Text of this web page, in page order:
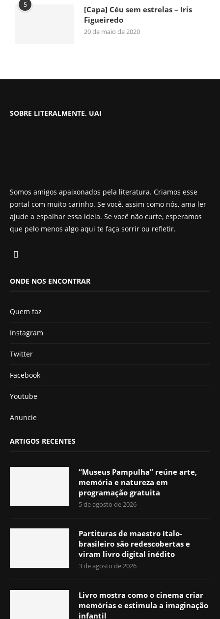
5
[Capa] Céu sem estrelas – Iris
Figueiredo
20 de maio de 2020
SOBRE LITERALMENTE, UAI
Somos amigos apaixonados pela literatura. Criamos esse
portal com muito carinho. Se você, assim como nós, ama ler
ajude a espalhar essa ideia. Se você não curte, esperamos
que pelo menos algo aqui te faça sorrir ou refletir.
ONDE NOS ENCONTRAR
Quem faz
Instagram
Twitter
Facebook
Youtube
Anuncie
ARTIGOS RECENTES
“Museus Pampulha” reúne arte,
memória e natureza em
programação gratuita
5 de agosto de 2026
Partituras de maestro ítalo-
brasileiro são redescobertas e
viram livro digital inédito
3 de agosto de 2026
Livro mostra como o cinema criar
memórias e estimula a imaginação
infantil